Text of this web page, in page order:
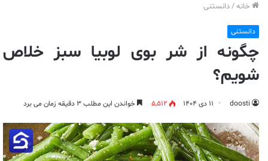
خانه/دانستنی
دانستنی
چگونه از شر بوی لوبیا سبز خلاص
شویم؟
doosti ۱۱ دی ۱۴۰۴ 5,512 خواندن این مطلب ۳ دقیقه زمان می برد